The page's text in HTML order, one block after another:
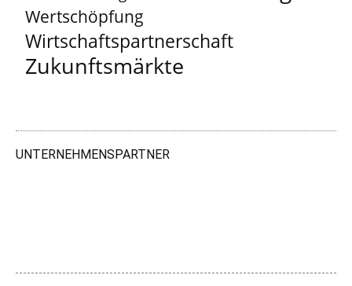
Wertschöpfung
Wirtschaftspartnerschaft
Zukunftsmärkte
UNTERNEHMENSPARTNER